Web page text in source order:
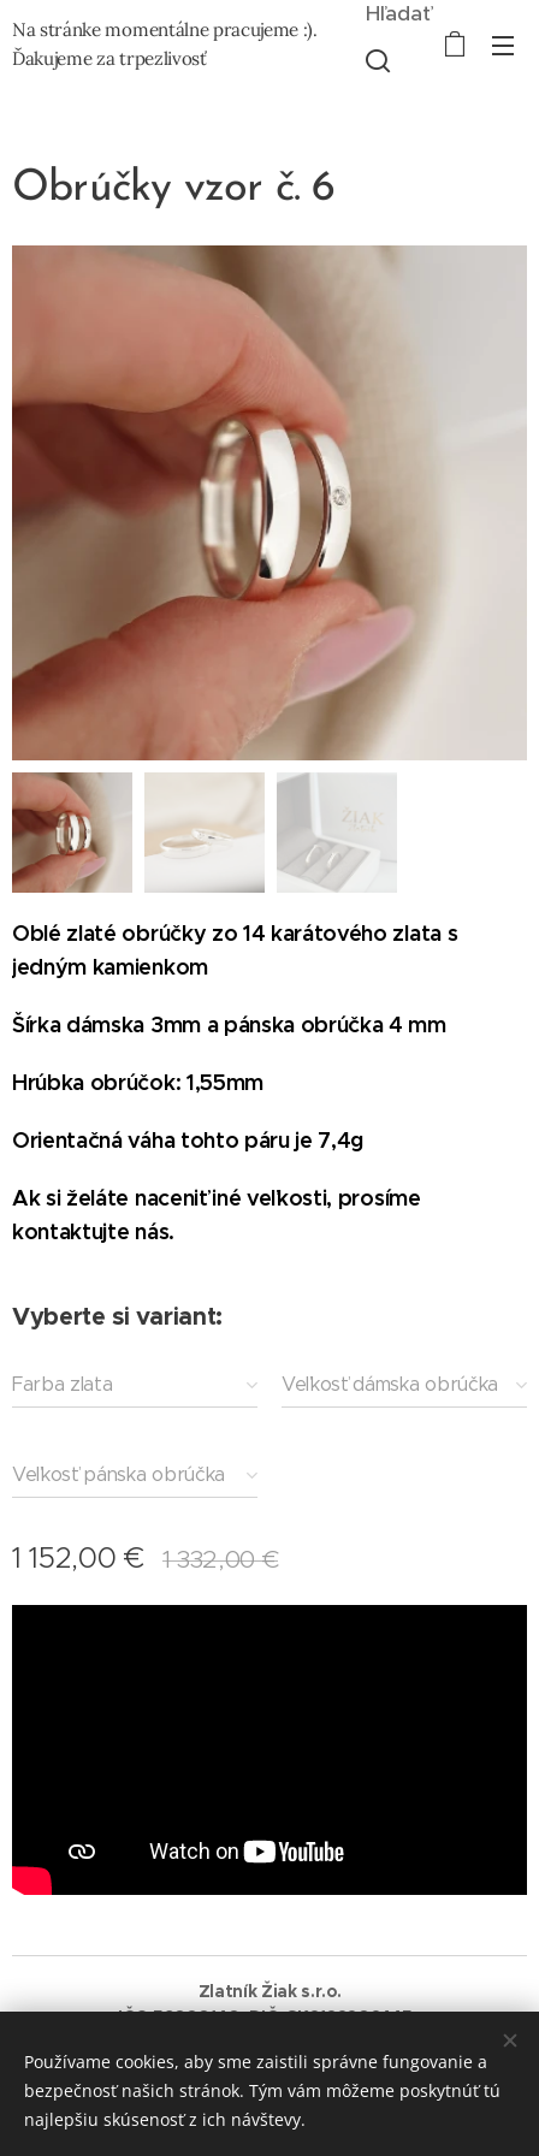
Na stránke momentálne pracujeme :).
Ďakujeme za trpezlivosť
Hľadať
Obrúčky vzor č. 6
Oblé zlaté obrúčky zo 14 karátového zlata s
jedným kamienkom
Šírka dámska 3mm a pánska obrúčka 4 mm
Hrúbka obrúčok: 1,55mm
Orientačná váha tohto páru je 7,4g
Ak si želáte naceniť iné veľkosti, prosíme
kontaktujte nás.
Vyberte si variant:
Farba zlata Veľkosť dámska obrúčka
Veľkosť pánska obrúčka
1 152,00 € 1 332,00€
Zlatník Žiak s.r.o.
IČO:56080140 DIČ: SK2122202445
Vytvorené službouWebnode Cookies
Používame cookies, aby sme zaistili správne fungovanie a
bezpečnosť našich stránok. Tým vám môžeme poskytnúť tú
najlepšiu skúsenosť z ich návštevy.